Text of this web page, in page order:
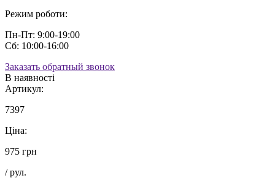
Режим роботи:
Пн-Пт: 9:00-19:00
Сб: 10:00-16:00
Заказать обратный звонок
В наявності
Артикул:
7397
Ціна:
975 грн
/ рул.